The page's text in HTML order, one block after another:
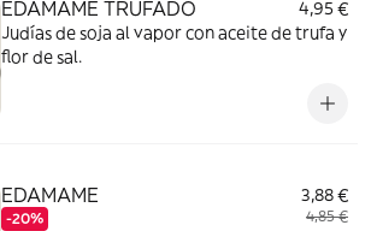
EDAMAME TRUFADO
4,95 €
Judías de soja al vapor con aceite de trufa y
flor de sal.
EDAMAME
-20%
3,88 €
4,85 €